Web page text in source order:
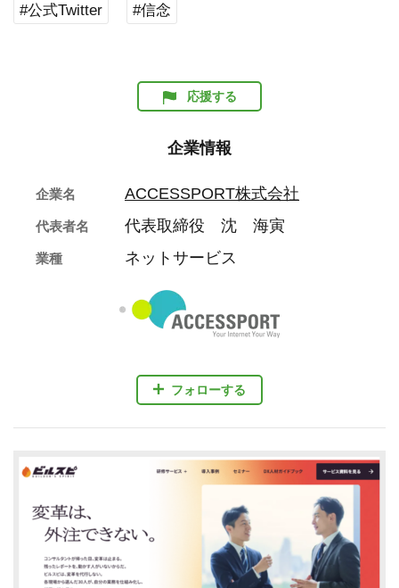
#公式Twitter #信念
応援する
企業情報
フォローする
企業名 ACCESSPORT株式会社
代表者名 代表取締役 沈 海寅
業種 ネットサービス